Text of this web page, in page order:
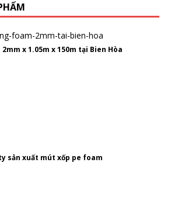
x 1.05m x 150m tại Bien Hòa
sản xuất mút xốp pe foam